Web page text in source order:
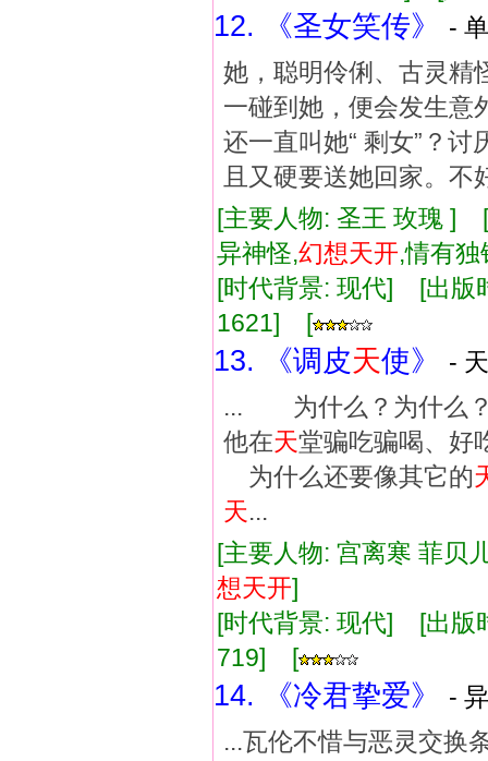
12. 《圣女笑传》
-
她，聪明伶俐、古灵精
一碰到她，便会发生
还一直叫她“ 剩女”？
且又硬要送她回家。不
[主要人物: 圣王 玫瑰 ]
异神怪,幻想天开,情有
[时代背景: 现代] [出
1621] [
13. 《调皮天使》
-
... 为什么？为什么
他在天堂骗吃骗喝、
为什么还要像其它的
天...
[主要人物: 宫离寒 菲
想天开]
[时代背景: 现代] [出
719] [
14. 《冷君挚爱》
-
...瓦伦不惜与恶灵交换